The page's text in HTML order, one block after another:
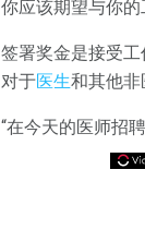
你应该期望与你的
签署奖金是接受
对于医生和其他非
“在今天的医师招